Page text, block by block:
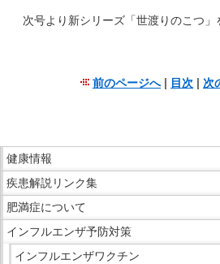
動
次号より新シリーズ「世渡りのこつ」
前のページへ| 目次 | 次
で
本
文
で
す。
こ
こ
か
ら
サ
イ
健康情報
疾患解説リンク集
肥満症について
インフルエンザ予防対策
インフルエンザワクチン